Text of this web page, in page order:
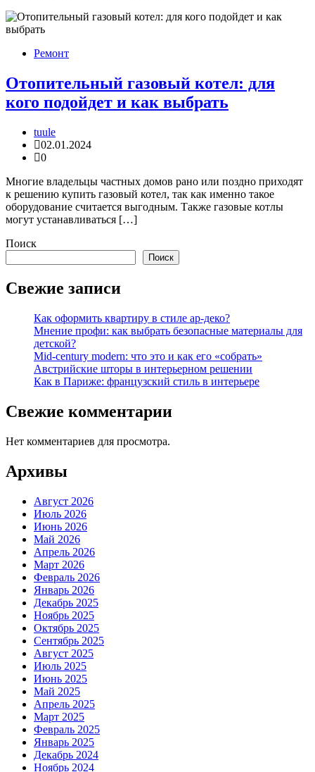
Ремонт
Отопительный газовый котел: для
кого подойдет и как выбрать
tuule
02.01.2024
0
Многие владельцы частных домов рано или поздно приходят
к решению купить газовый котел, так как именно такое
оборудование считается выгодным. Также газовые котлы
могут устанавливаться […]
Поиск
Поиск
Свежие записи
Как оформить квартиру в стиле ар-деко?
Мнение профи: как выбрать безопасные материалы для
детской?
Mid-century modern: что это и как его «собрать»
Австрийские шторы в интерьерном решении
Как в Париже: французский стиль в интерьере
Свежие комментарии
Нет комментариев для просмотра.
Архивы
Август 2026
Июль 2026
Июнь 2026
Май 2026
Апрель 2026
Март 2026
Февраль 2026
Январь 2026
Декабрь 2025
Ноябрь 2025
Октябрь 2025
Сентябрь 2025
Август 2025
Июль 2025
Июнь 2025
Май 2025
Апрель 2025
Март 2025
Февраль 2025
Январь 2025
Декабрь 2024
Ноябрь 2024